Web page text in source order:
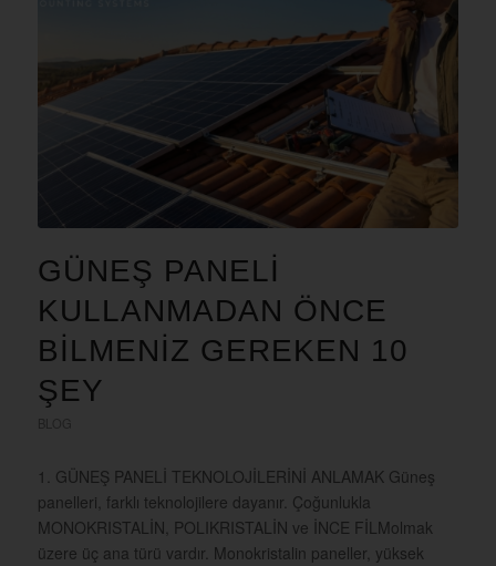
GÜNEŞ PANELİ
KULLANMADAN ÖNCE
BİLMENİZ GEREKEN 10
ŞEY
1. GÜNEŞ PANELİ TEKNOLOJİLERİNİ ANLAMAK Güneş
panelleri, farklı teknolojilere dayanır. Çoğunlukla
MONOKRISTALİN, POLIKRISTALİN ve İNCE FİLMolmak
üzere üç ana türü vardır. Monokristalin paneller, yüksek